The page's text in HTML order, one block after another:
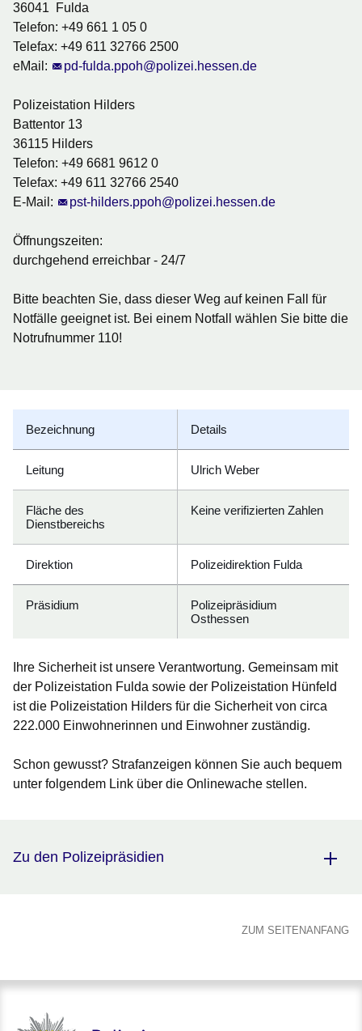
36041 Fulda
Telefon: +49 661 1 05 0
Telefax: +49 611 32766 2500
eMail:
pd-fulda.ppoh@polizei.hessen.de
Polizeistation Hilders
Battentor 13
36115 Hilders
Telefon: +49 6681 9612 0
Telefax: +49 611 32766 2540
E-Mail:
pst-hilders.ppoh@polizei.hessen.de
Öffnungszeiten:
durchgehend erreichbar - 24/7
Bitte beachten Sie, dass dieser Weg auf keinen Fall für
Notfälle geeignet ist. Bei einem Notfall wählen Sie bitte die
Notrufnummer 110!
Bezeichnung Details
Leitung Ulrich Weber
Fläche des
Dienstbereichs
Keine verifizierten Zahlen
Direktion Polizeidirektion Fulda
Präsidium
Polizeipräsidium
Osthessen
Ihre Sicherheit ist unsere Verantwortung. Gemeinsam mit
der Polizeistation Fulda sowie der Polizeistation Hünfeld
ist die Polizeistation Hilders für die Sicherheit von circa
222.000 Einwohnerinnen und Einwohner zuständig.
Schon gewusst? Strafanzeigen können Sie auch bequem
unter folgendem Link über die Onlinewache stellen.
Zu den Polizeipräsidien
ZUM SEITENANFANG